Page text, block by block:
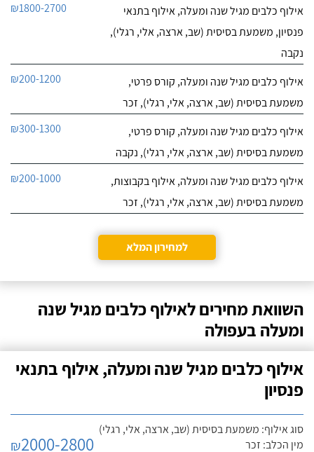
אילוף כלבים מגיל שנה ומעלה, אילוף בתנאי
פנסיון, משמעת בסיסית (שב, ארצה, אלי, רגלי),
נקבה
₪1800-2700
אילוף כלבים מגיל שנה ומעלה, קורס פרטי,
משמעת בסיסית (שב, ארצה, אלי, רגלי), זכר
₪200-1200
אילוף כלבים מגיל שנה ומעלה, קורס פרטי,
משמעת בסיסית (שב, ארצה, אלי, רגלי), נקבה
₪300-1300
אילוף כלבים מגיל שנה ומעלה, אילוף בקבוצות,
משמעת בסיסית (שב, ארצה, אלי, רגלי), זכר
₪200-1000
למחירון המלא
השוואת מחירים לאילוף כלבים מגיל שנה
ומעלה בעפולה
אילוף כלבים מגיל שנה ומעלה, אילוף בתנאי
פנסיון
סוג אילוף: משמעת בסיסית (שב, ארצה, אלי, רגלי)
מין הכלב: זכר
₪2000-2800